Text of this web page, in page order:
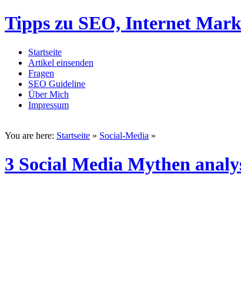
Tipps zu SEO, Internet
Startseite
Artikel einsenden
Fragen
SEO Guideline
Über Mich
Impressum
You are here: Startseite » Social-Media »
3 Social Media Mythen